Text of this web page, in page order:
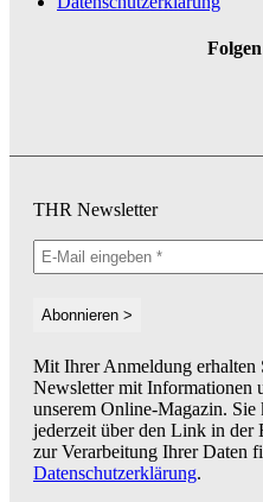
THR Newsletter
Mit Ihrer Anmeldung erhalten
Newsletter mit Informationen
unserem Online-Magazin.
jederzeit über den Link in der
zur Verarbeitung Ihrer Daten
Datenschutzerklärung.